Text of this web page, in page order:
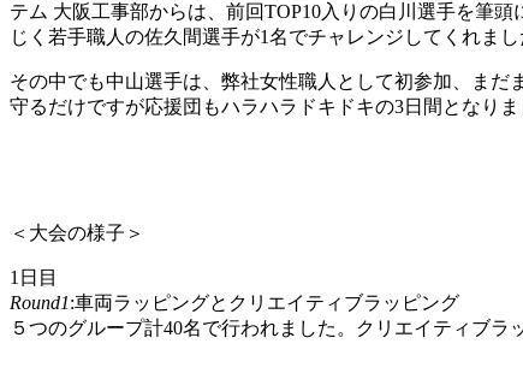
テム 大阪工事部からは、前回TOP10入りの白川選手を筆
じく若手職人の佐久間選手が1名でチャレンジしてくれまし
その中でも中山選手は、弊社女性職人として初参加、まだ
守るだけですが応援団もハラハラドキドキの3日間となりま
＜大会の様子＞
1日目
Round1:車両ラッピングとクリエイティブラッピング
５つのグループ計40名で行われました。クリエイティブ